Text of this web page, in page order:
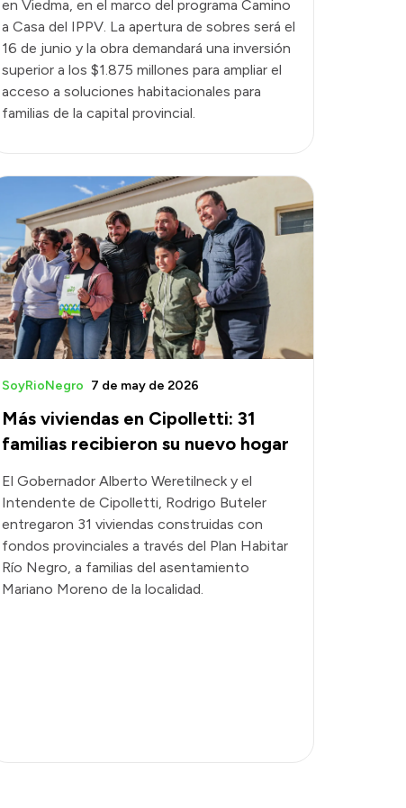
en Viedma, en el marco del programa Camino
a Casa del IPPV. La apertura de sobres será el
16 de junio y la obra demandará una inversión
superior a los $1.875 millones para ampliar el
acceso a soluciones habitacionales para
familias de la capital provincial.
Más viviendas en Cipolletti: 31
familias recibieron su nuevo hogar
SoyRioNegro 7 de may de 2026
El Gobernador Alberto Weretilneck y el
Intendente de Cipolletti, Rodrigo Buteler
entregaron 31 viviendas construidas con
fondos provinciales a través del Plan Habitar
Río Negro, a familias del asentamiento
Mariano Moreno de la localidad.